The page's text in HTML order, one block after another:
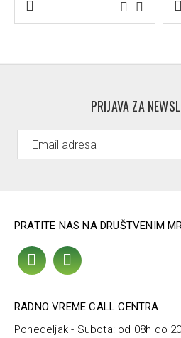
PRIJAVA ZA
PRATITE NAS NA DRUŠTVENIM
RADNO VREME CALL CENTRA
Ponedeljak - Subota: od 08h do